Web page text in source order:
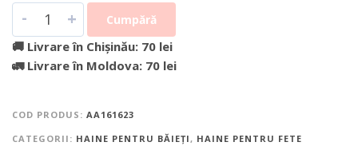
- + Cumpără
🚚 Livrare în Chișinău: 70 lei
🚛 Livrare în Moldova: 70 lei
COD PRODUS: AA161623
CATEGORII: HAINE PENTRU BĂIEȚI, HAINE PENTRU FETE